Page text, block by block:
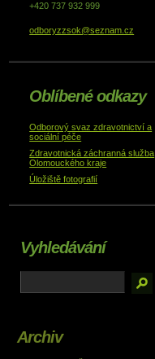
+420 737 932 999
odboryzzsok@seznam.cz
Oblíbené odkazy
Odborový svaz zdravotnictví a
sociální péče
Zdravotnická záchranná služba
Olomouckého kraje
Úložiště fotografií
Vyhledávání
Archiv